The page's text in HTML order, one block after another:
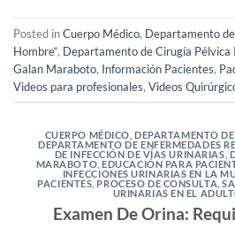
Posted inCuerpo Médico, Departamento
Hombre“, Departamento de Cirugía Pélvica
Galan Maraboto, Información Pacientes,
Videos para profesionales, Videos
CUERPO MÉDICO ,DEPARTAMENTO
DEPARTAMENTO DE ENFERMEDADES
DE INFECCIÓN DE VÍAS URINARIAS
MARABOTO ,EDUCACIÓN PARA
INFECCIONES URINARIAS EN LA
PACIENTES PROCESO DE CONSULTA ,
URINARIAS EN EL
Examen De Orina: